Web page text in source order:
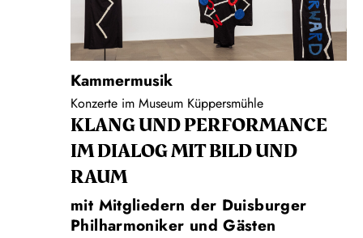
Kammermusik
Konzerte im Museum Küppersmühle
KLANG UND PERFORMANCE
IM DIALOG MIT BILD UND
RAUM
mit Mitgliedern der Duisburger
Philharmoniker und Gästen